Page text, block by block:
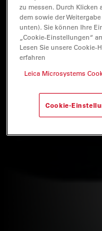
zu messen. Durch Klicken
dem sowie der
unten). Sie können Ihre
„Cookie-Einstellungen“
Lesen Sie unsere Cookie-
erfahren
Leica Microsystems
Cookie-